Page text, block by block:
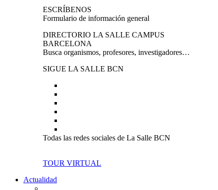
ESCRÍBENOS
Formulario de información general
DIRECTORIO LA SALLE CAMPUS
BARCELONA
Busca organismos, profesores, investigadores…
SIGUE LA SALLE BCN
Todas las redes sociales de La Salle BCN
TOUR VIRTUAL
Actualidad